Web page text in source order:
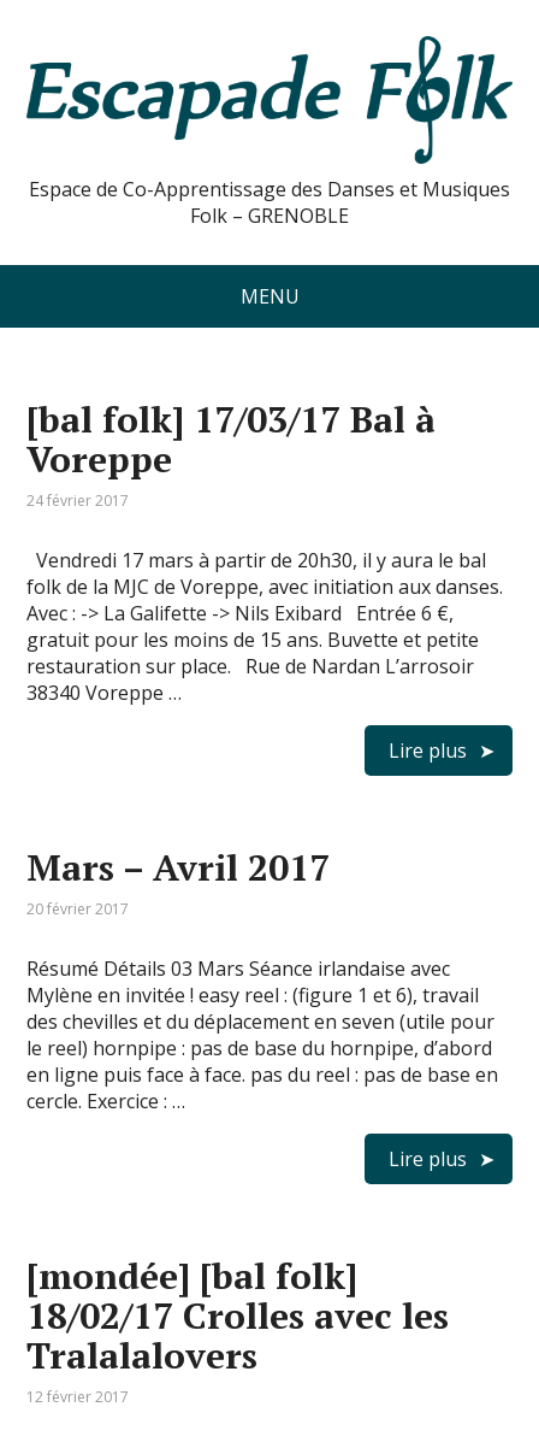
Espace de Co-Apprentissage des Danses et Musiques
Folk – GRENOBLE
MENU
[bal folk] 17/03/17 Bal à
Voreppe
24 février 2017
Vendredi 17 mars à partir de 20h30, il y aura le bal
folk de la MJC de Voreppe, avec initiation aux danses.
Avec : -> La Galifette -> Nils Exibard Entrée 6 €,
gratuit pour les moins de 15 ans. Buvette et petite
restauration sur place. Rue de Nardan L’arrosoir
38340 Voreppe …
Lire plus
Mars – Avril 2017
20 février 2017
Résumé Détails 03 Mars Séance irlandaise avec
Mylène en invitée ! easy reel : (figure 1 et 6), travail
des chevilles et du déplacement en seven (utile pour
le reel) hornpipe : pas de base du hornpipe, d’abord
en ligne puis face à face. pas du reel : pas de base en
cercle. Exercice : …
Lire plus
[mondée] [bal folk]
18/02/17 Crolles avec les
Tralalalovers
12 février 2017